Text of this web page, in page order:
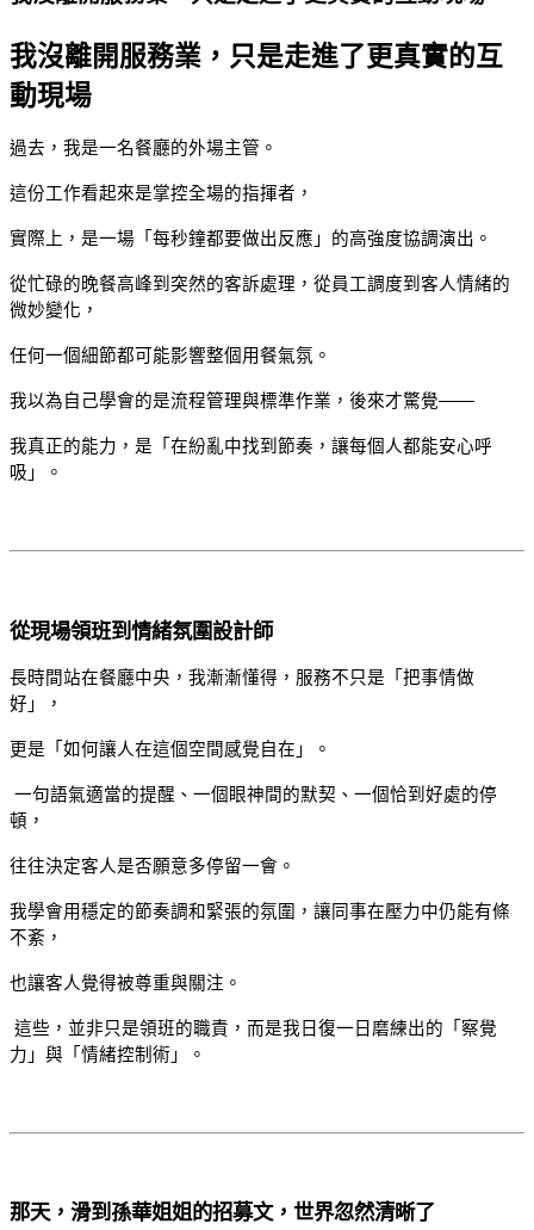
我沒離開服務業，只是走進了更真實的互
動現場
過去，我是一名餐廳的外場主管。
這份工作看起來是掌控全場的指揮者，
實際上，是一場「每秒鐘都要做出反應」的高強度協調演出。
從忙碌的晚餐高峰到突然的客訴處理，從員工調度到客人情緒的
微妙變化，
任何一個細節都可能影響整個用餐氣氛。
我以為自己學會的是流程管理與標準作業，後來才驚覺——
我真正的能力，是「在紛亂中找到節奏，讓每個人都能安心呼
吸」。
從現場領班到情緒氛圍設計師
長時間站在餐廳中央，我漸漸懂得，服務不只是「把事情做
好」，
更是「如何讓人在這個空間感覺自在」。
一句語氣適當的提醒、一個眼神間的默契、一個恰到好處的停
頓，
往往決定客人是否願意多停留一會。
我學會用穩定的節奏調和緊張的氛圍，讓同事在壓力中仍能有條
不紊，
也讓客人覺得被尊重與關注。
這些，並非只是領班的職責，而是我日復一日磨練出的「察覺
力」與「情緒控制術」。
那天，滑到孫華姐姐的招募文，世界忽然清晰了